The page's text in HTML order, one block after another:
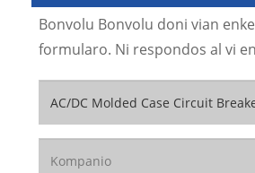
Bonvolu Bonvolu doni vian
formularo. Ni respondos al vi